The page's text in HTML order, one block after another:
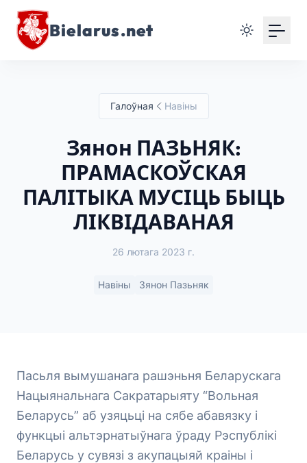
Bielarus.net
Галоўная Навіны
Зянон ПАЗЬНЯК:
ПРАМАСКОЎСКАЯ
ПАЛІТЫКА МУСІЦЬ БЫЦЬ
ЛІКВІДАВАНАЯ
26 лютага 2023 г.
Навіны Зянон Пазьняк
Пасьля вымушанага рашэньня Беларускага
Нацыянальнага Сакратарыяту “Вольная
Беларусь” аб узяцьці на сябе абавязку і
функцыі альтэрнатыўнага ўраду Рэспублікі
Беларусь у сувязі з акупацыяй краіны і